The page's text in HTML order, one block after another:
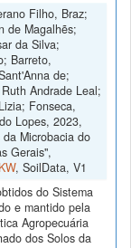
Filho, Braz;
de Magalhẽs;
da Silva;
Barreto,
de;
Andrade Leal;
Fonseca,
Lopes, 2023,
Microbacia do
Gerais",
, SoilData, V1
do Sistema
e mantido pela
Agropecuária
dos Solos da